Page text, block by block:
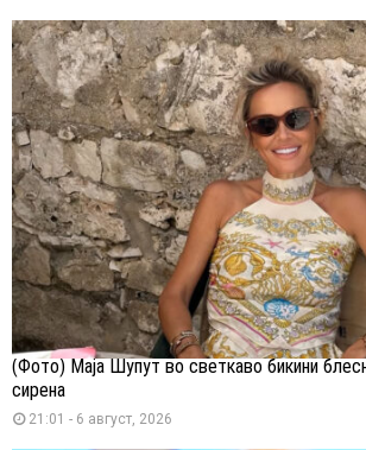
(Фото) Маја Шупут во светкаво бикини
сирена
21:01 - 6 август, 2026